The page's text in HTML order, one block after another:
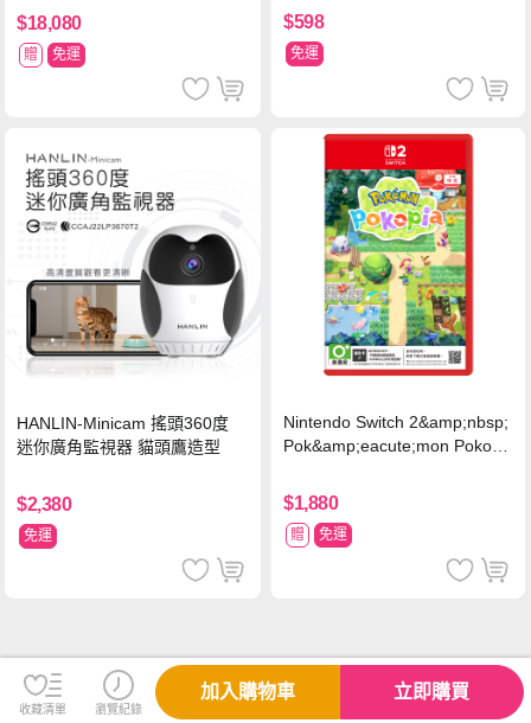
球 狂熱 中文版
$18,080
贈 免運
黑色
$598
免運
HANLIN-Minicam 搖頭360度
迷你廣角監視器 貓頭鷹造型
$2,380
免運
Nintendo Switch 2&amp;nbsp;
Pok&amp;eacute;mon Pokopi
$1,880
贈 免運
收藏清單 瀏覽紀錄
加入購物車 立即購買